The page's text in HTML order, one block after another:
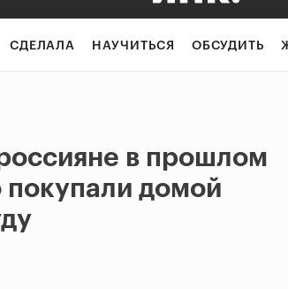
СДЕЛАЛА НАУЧИТЬСЯ ОБСУДИТЬ
в прошлом
покупали домой